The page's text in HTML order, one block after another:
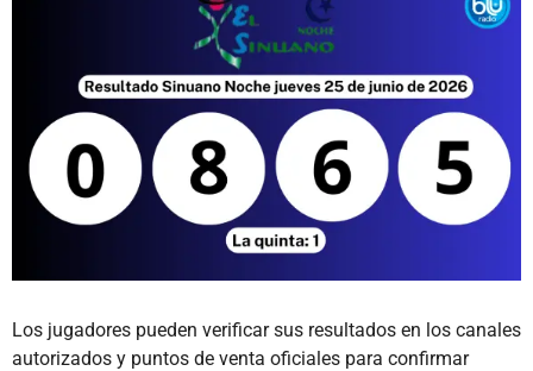
Los jugadores pueden verificar sus resultados en los canales
autorizados y puntos de venta oficiales para confirmar